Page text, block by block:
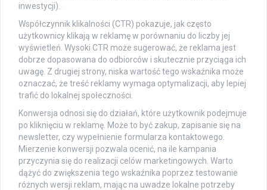
inwestycji).
Współczynnik klikalności (CTR) pokazuje, jak często
użytkownicy klikają w reklamę w porównaniu do liczby jej
wyświetleń. Wysoki CTR może sugerować, że reklama jest
dobrze dopasowana do odbiorców i skutecznie przyciąga ich
uwagę. Z drugiej strony, niska wartość tego wskaźnika może
oznaczać, że treść reklamy wymaga optymalizacji, aby lepiej
trafić do lokalnej społeczności.
Konwersja odnosi się do działań, które użytkownik podejmuje
po kliknięciu w reklamę. Może to być zakup, zapisanie się na
newsletter, czy wypełnienie formularza kontaktowego.
Mierzenie konwersji pozwala ocenić, na ile kampania
przyczynia się do realizacji celów marketingowych. Warto
dążyć do zwiększenia tego wskaźnika poprzez testowanie
różnych wersji reklam, mając na uwadze lokalne potrzeby